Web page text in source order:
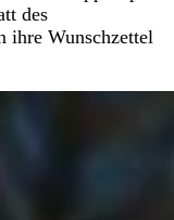
des
ihre Wunschzettel